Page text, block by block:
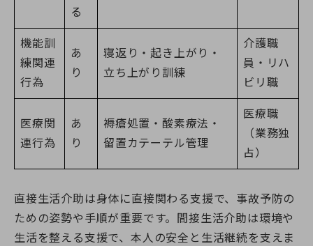
る
機能訓
練関連
行為
あ
り
寝返り・起き上がり・
立ち上がり訓練
介護職
員・リハ
ビリ職
医療関
連行為
あ
り
褥瘡処置・酸素療法・
留置カテーテル管理
医療職
（業務独
占）
直接生活介助は身体に直接関わる支援で、事故予防の
ための姿勢や手順が重要です。間接生活介助は環境や
生活を整える支援で、本人の安全と生活継続を支えま